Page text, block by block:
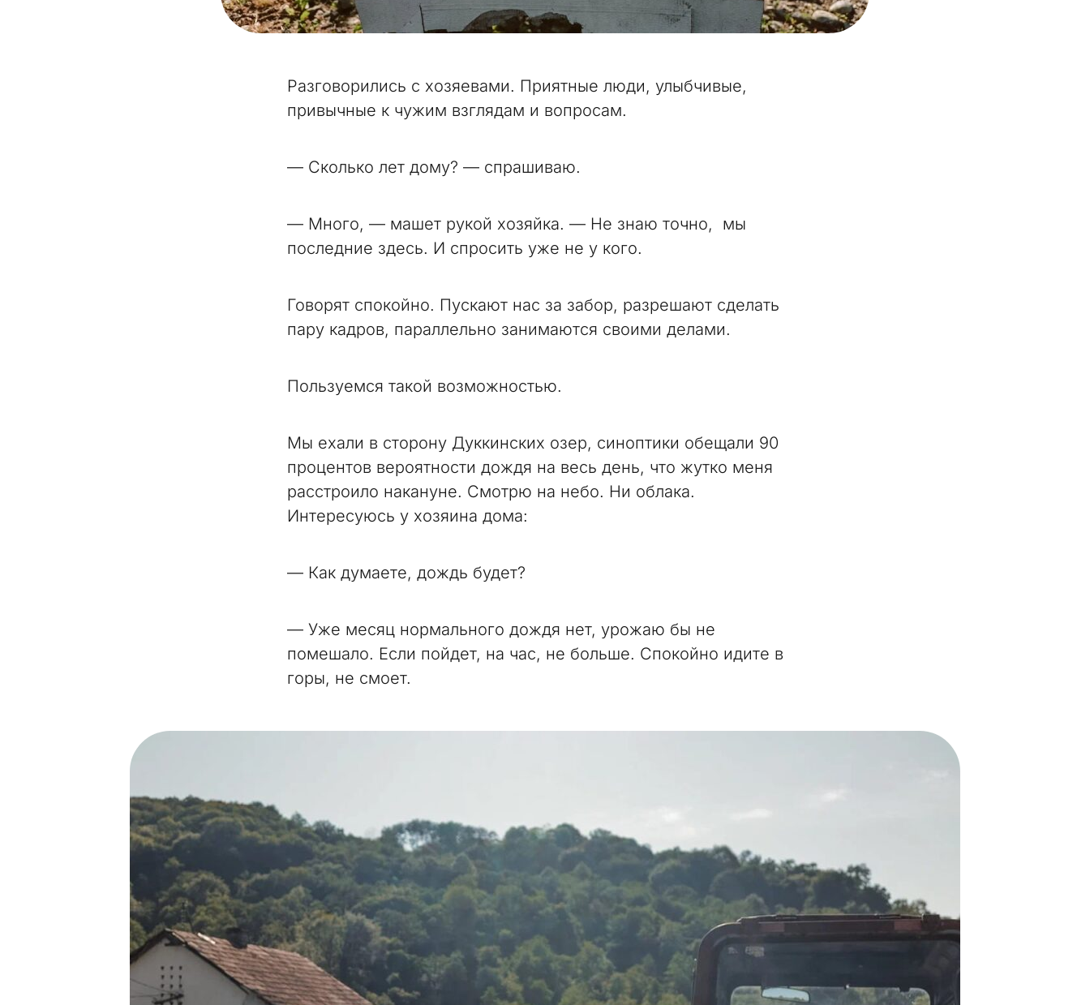
Разговорились с хозяевами. Приятные люди, улыбчивые,
привычные к чужим взглядам и вопросам.
— Сколько лет дому? — спрашиваю.
— Много, — машет рукой хозяйка. — Не знаю точно, мы
последние здесь. И спросить уже не у кого.
Говорят спокойно. Пускают нас за забор, разрешают сделать
пару кадров, параллельно занимаются своими делами.
Пользуемся такой возможностью.
Мы ехали в сторону Дуккинских озер, синоптики обещали 90
процентов вероятности дождя на весь день, что жутко меня
расстроило накануне. Смотрю на небо. Ни облака.
Интересуюсь у хозяина дома:
— Как думаете, дождь будет?
— Уже месяц нормального дождя нет, урожаю бы не
помешало. Если пойдет, на час, не больше. Спокойно идите в
горы, не смоет.